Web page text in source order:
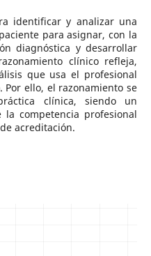
identificar y analizar una
para asignar, con la
diagnóstica y desarrollar
clínico refleja,
que usa el profesional
ello, el razonamiento se
clínica, siendo un
competencia profesional
acreditación.